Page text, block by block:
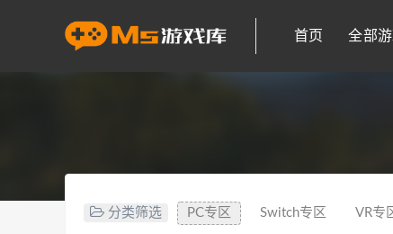
首页 全部
分类筛选 PC专区 Switch专区 VR专